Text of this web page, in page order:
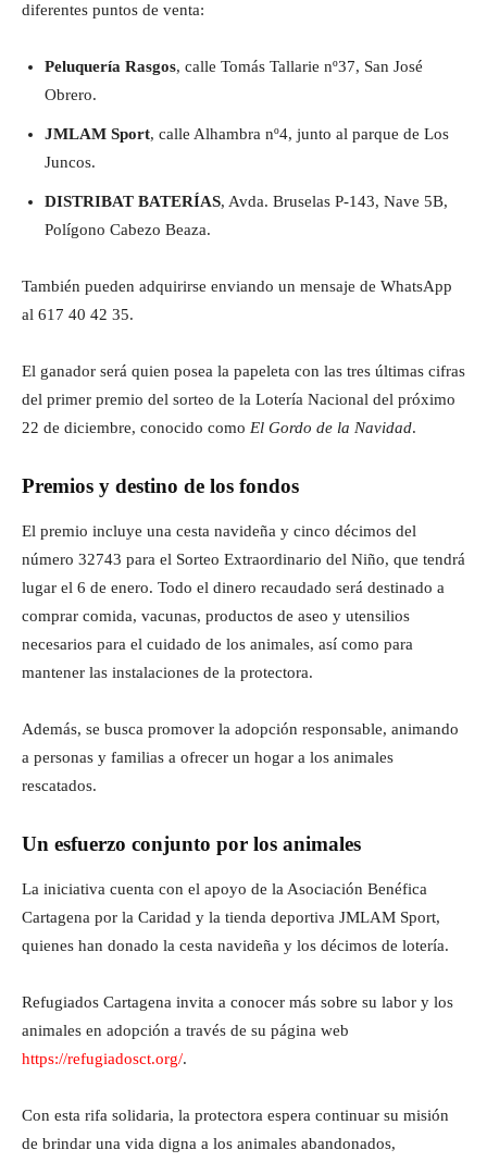
diferentes puntos de venta:
Peluquería Rasgos, calle Tomás Tallarie nº37, San José
Obrero.
JMLAM Sport, calle Alhambra nº4, junto al parque de Los
Juncos.
DISTRIBAT BATERÍAS, Avda. Bruselas P-143, Nave 5B,
Polígono Cabezo Beaza.
También pueden adquirirse enviando un mensaje de WhatsApp
al 617 40 42 35.
El ganador será quien posea la papeleta con las tres últimas cifras
del primer premio del sorteo de la Lotería Nacional del próximo
22 de diciembre, conocido como El Gordo de la Navidad.
Premios y destino de los fondos
El premio incluye una cesta navideña y cinco décimos del
número 32743 para el Sorteo Extraordinario del Niño, que tendrá
lugar el 6 de enero. Todo el dinero recaudado será destinado a
comprar comida, vacunas, productos de aseo y utensilios
necesarios para el cuidado de los animales, así como para
mantener las instalaciones de la protectora.
Además, se busca promover la adopción responsable, animando
a personas y familias a ofrecer un hogar a los animales
rescatados.
Un esfuerzo conjunto por los animales
La iniciativa cuenta con el apoyo de la Asociación Benéfica
Cartagena por la Caridad y la tienda deportiva JMLAM Sport,
quienes han donado la cesta navideña y los décimos de lotería.
Refugiados Cartagena invita a conocer más sobre su labor y los
animales en adopción a través de su página web
https://refugiadosct.org/.
Con esta rifa solidaria, la protectora espera continuar su misión
de brindar una vida digna a los animales abandonados,